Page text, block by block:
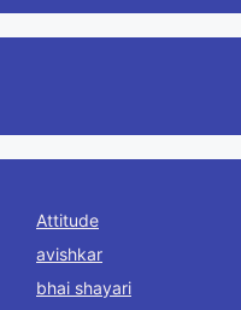
Attitude
avishkar
bhai shayari